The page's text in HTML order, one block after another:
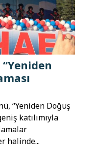
“Yeniden Doğuş
katılımıyla
halinde...